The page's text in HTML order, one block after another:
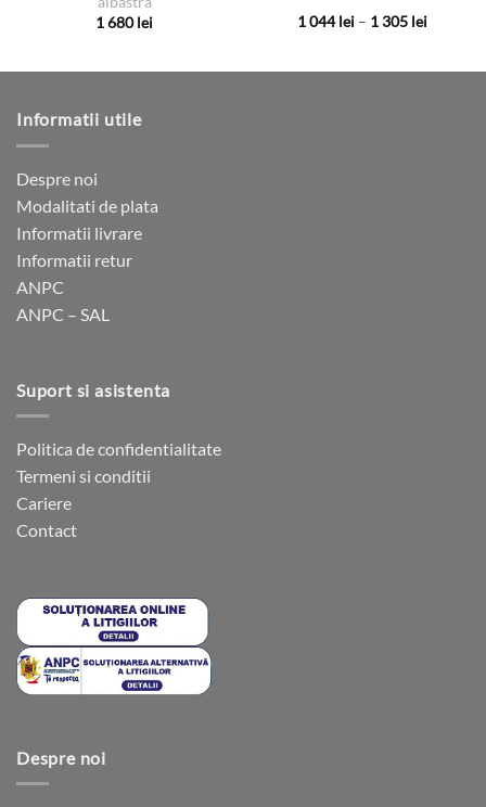
1 680lei
multe
pot
alese
în
1 044lei – 1 305 leiInterval
044 lei
Informatii utile
Despre noi
Modalitati de plata
Informatii livrare
Informatii retur
ANPC
ANPC – SAL
Suport si asistenta
Politica de confidentialitate
Termeni si conditii
Cariere
Contact
Despre noi